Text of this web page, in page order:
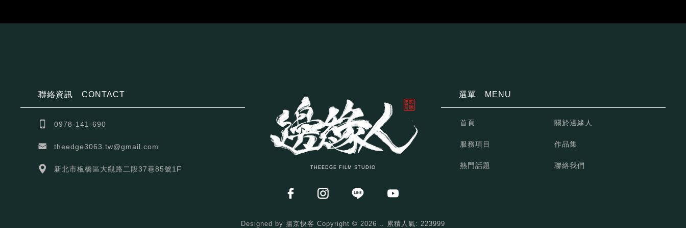
聯絡資訊CONTACT
0978-141-690
theedge3063.tw@gmail.com
新北市板橋區大觀路二段37巷85號1F THEEDGE FILM STUDIO
選單 MENU
首頁 關於邊緣人
服務項目 作品集
熱門話題 聯絡我們
Designed by 揚京快客 Copyright © 2026 .. 累積人氣: 223999